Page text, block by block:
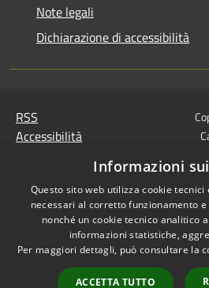
Note legali
Dichiarazione di accessibilità
RSS
Accessibilità
Mappa del sito
Link
Protocollo Urbi Smart
Cedolino Online
Posta elettronica
Informazioni
Questo sito web utilizza cookie
necessari al corretto funzionamento
nonché un cookie tecnico analitico
informazioni statistiche,
Per maggiori dettagli, può consultare la
ACCETTA TUTTO